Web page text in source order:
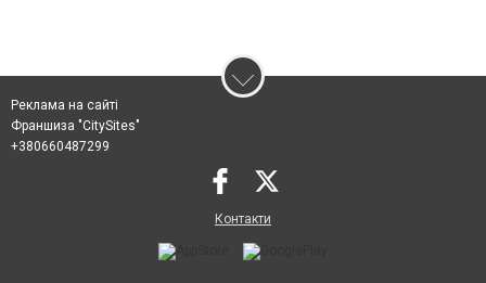
Реклама на сайті
Франшиза "CitySites"
+380660487299
Контакти